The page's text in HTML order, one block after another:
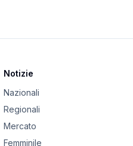
Notizie
Nazionali
Regionali
Mercato
Femminile